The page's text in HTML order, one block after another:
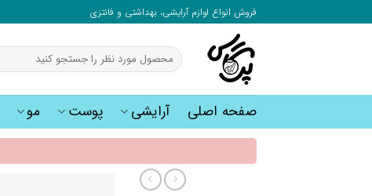
محتوا
فروش انواع لوازم آرایشی، بهداشتی و فانتزی
جستجو
برای:
صفحه اصلی آرایشی پوست مو